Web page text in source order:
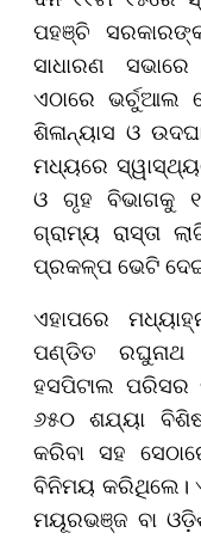
ପହଞ୍ଚି
ସାଧାରଣ
ଏଠାରେ
ଶିଳାନ୍ୟାସ ଓ
ମଧ୍ୟରେ
ଓ ଗୃହ ବିଭାଗକୁ
ଗ୍ରାମ୍ୟ ରାସ୍ତା
ପ୍ରକଳ୍ପ ଭେଟି
ଏହାପରେ
ପଣ୍ଡିତ
ହସପିଟାଲ ପରିସର
୬୫୦ ଶଯ୍ୟା
କରିବା ସହ
ବିନିମୟ କରିଥିଲେ।
ମୟୂରଭଞ୍ଜ ବା